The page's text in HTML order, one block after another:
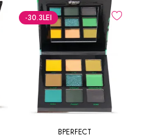
-30.3LEI
BPERFECT